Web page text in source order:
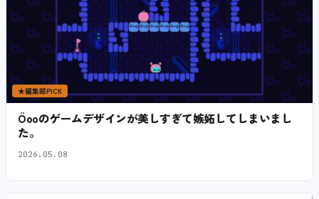
★編集部PICK
Öooのゲームデザインが美しすぎて嫉妬してしまいまし
た。
2026.05.08